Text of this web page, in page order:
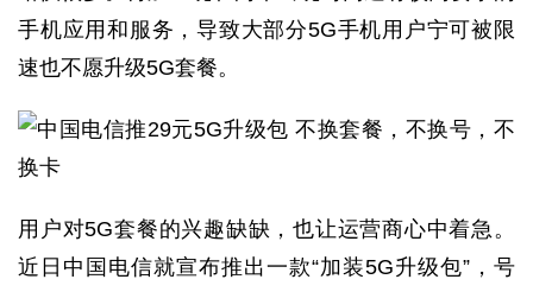
手机应用和服务，导致大部分5G手机用户宁可被限
速也不愿升级5G套餐。
用户对5G套餐的兴趣缺缺，也让运营商心中着急。
近日中国电信就宣布推出一款“加装5G升级包”，号